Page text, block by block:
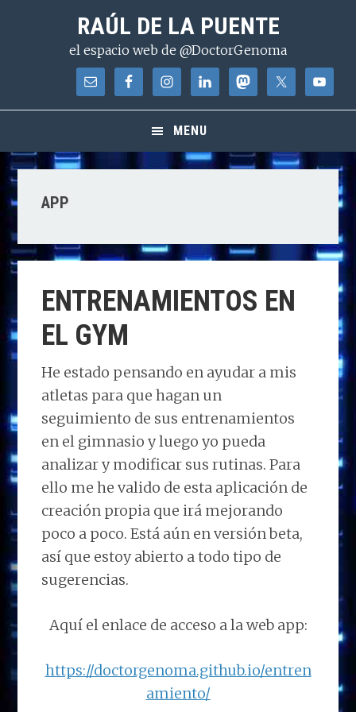
contenido
RAÚL DE LA PUENTE
el espacio web de @DoctorGenoma
MENU
APP
ENTRENAMIENTOS EN
EL GYM
He estado pensando en ayudar a mis
atletas para que hagan un
seguimiento de sus entrenamientos
en el gimnasio y luego yo pueda
analizar y modificar sus rutinas. Para
ello me he valido de esta aplicación de
creación propia que irá mejorando
poco a poco. Está aún en versión beta,
así que estoy abierto a todo tipo de
sugerencias.
Aquí el enlace de acceso a la web app:
https://doctorgenoma.github.io/entren
amiento/